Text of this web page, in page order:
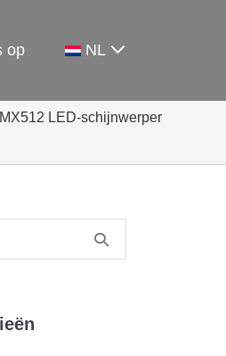
op NL
LED-schijnwerper